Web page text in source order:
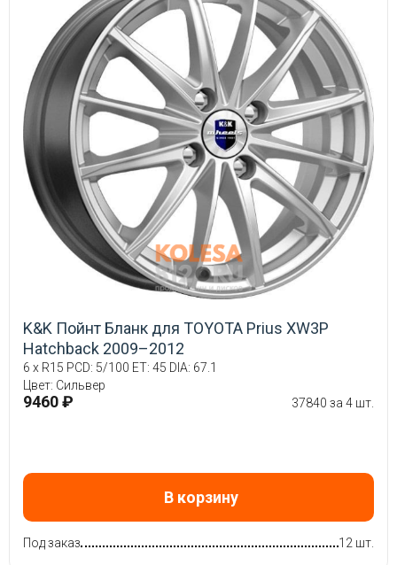
K&K Пойнт Бланк для TOYOTA Prius XW3P
Hatchback 2009–2012
6 x R15 PCD: 5/100 ET: 45 DIA: 67.1
Цвет: Сильвер
9460 ₽ 37840 за 4 шт.
В корзину
Под заказ 12 шт.